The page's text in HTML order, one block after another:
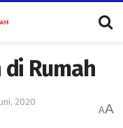
Rumah
2020
AA